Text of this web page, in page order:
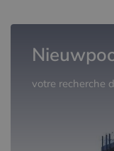
votre recherche